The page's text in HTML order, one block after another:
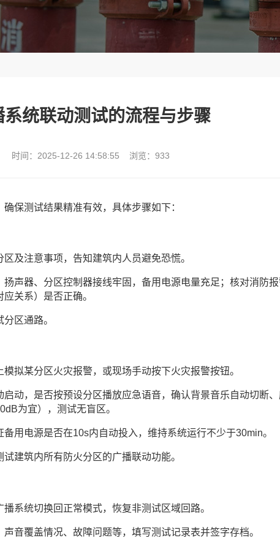
系统联动测试的流程与步骤
时间：2025-12-26 14:58:55 浏览：933
保测试结果精准有效，具体步骤如下：
及注意事项，告知建筑内人员避免恐慌。
扬声器、分区控制器接线牢固，备用电源电量充足；核对消防
关系）是否正确。
区通路。
拟某分区火灾报警，或现场手动按下火灾报警按钮。
启动，是否按预设分区播放应急语音，确认背景音乐自动切断
为宜），测试无盲区。
用电源是否在10s内自动投入，维持系统运行不少于30min。
建筑内所有防火分区的广播联动功能。
系统切换回正常模式，恢复非测试区域回路。
音覆盖情况、故障问题等，填写测试记录表并签字存档。